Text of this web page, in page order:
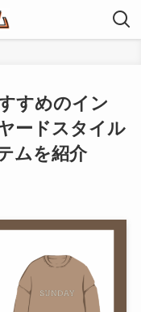
すめのイン
ードスタイル
ムを紹介